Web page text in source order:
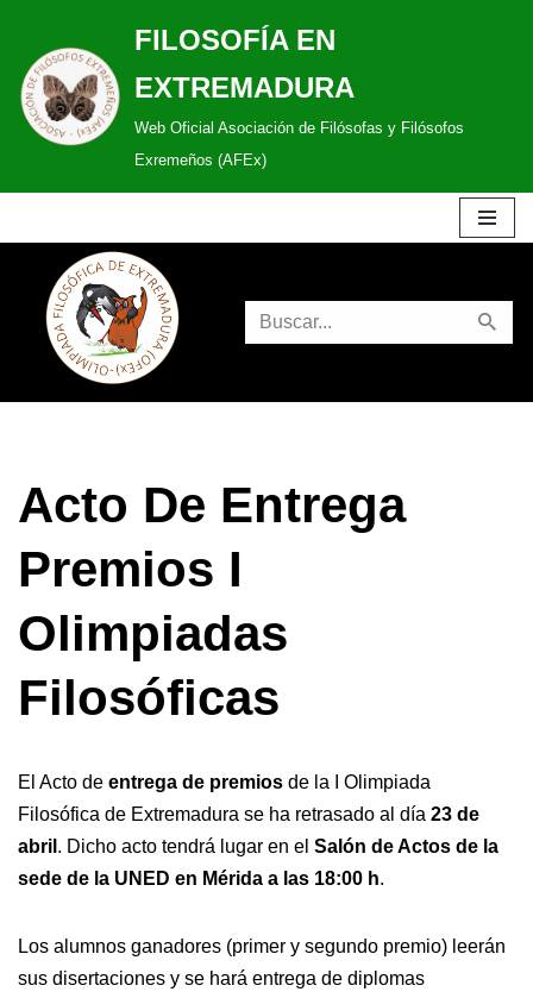
Saltar
al
contenido
FILOSOFÍA EN
EXTREMADURA
Web Oficial Asociación de Filósofas y Filósofos
Exremeños (AFEx)
Acto De Entrega
Premios I
Olimpiadas
Filosóficas
El Acto de entrega de premios de la I Olimpiada
Filosófica de Extremadura se ha retrasado al día 23 de
abril . Dicho acto tendrá lugar en el Salón de Actos de la
sede de la UNED en Mérida a las 18:00 h.
Los alumnos ganadores (primer y segundo premio) leerán
sus disertaciones y se hará entrega de diplomas